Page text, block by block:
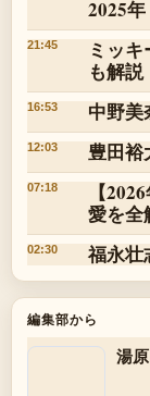
2025年
21:45
ミッ
も解説
16:53 中野
12:03 豊田裕
07:18
【
愛を全
02:30 福永壮
編集部から
湯